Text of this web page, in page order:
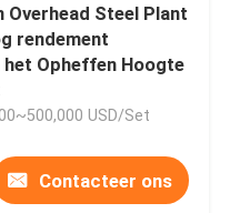
Overhead Steel Plant
rendement
Opheffen Hoogte
USD/Set
Contacteer ons